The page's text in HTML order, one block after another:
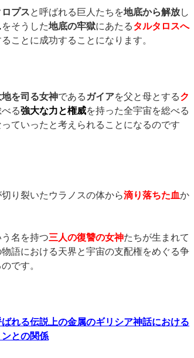
プスと呼ばれる巨人たちを地底から解放し
をそうした地底の牢獄にあたるタルタロスへ
ことに成功することになります。
地を司る女神である ガイアを父と母とするク
る強大な力と権威を持った全宇宙を総べる
ていったと考えられることになるのです
り裂いたウラノスの体から滴り落ちた血か
う名を持つ三人の復讐の女神たちが生まれて
語における天界と宇宙の支配権をめぐる争
です。
れる伝説上の金属のギリシア神話における
との関係